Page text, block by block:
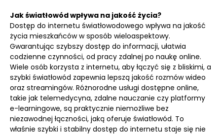
Jak światłowód wpływa na jakość życia?
Dostęp do internetu światłowodowego wpływa na jakość
życia mieszkańców w sposób wieloaspektowy.
Gwarantując szybszy dostęp do informacji, ułatwia
codzienne czynności, od pracy zdalnej po naukę online.
Wiele osób korzysta z internetu, aby łączyć się z bliskimi, a
szybki światłowód zapewnia lepszą jakość rozmów wideo
oraz streamingów. Różnorodne usługi dostępne online,
takie jak telemedycyna, zdalne nauczanie czy platformy
e-learningowe, są praktycznie niemożliwe bez
niezawodnej łączności, jaką oferuje światłowód. To
właśnie szybki i stabilny dostęp do internetu staje się nie